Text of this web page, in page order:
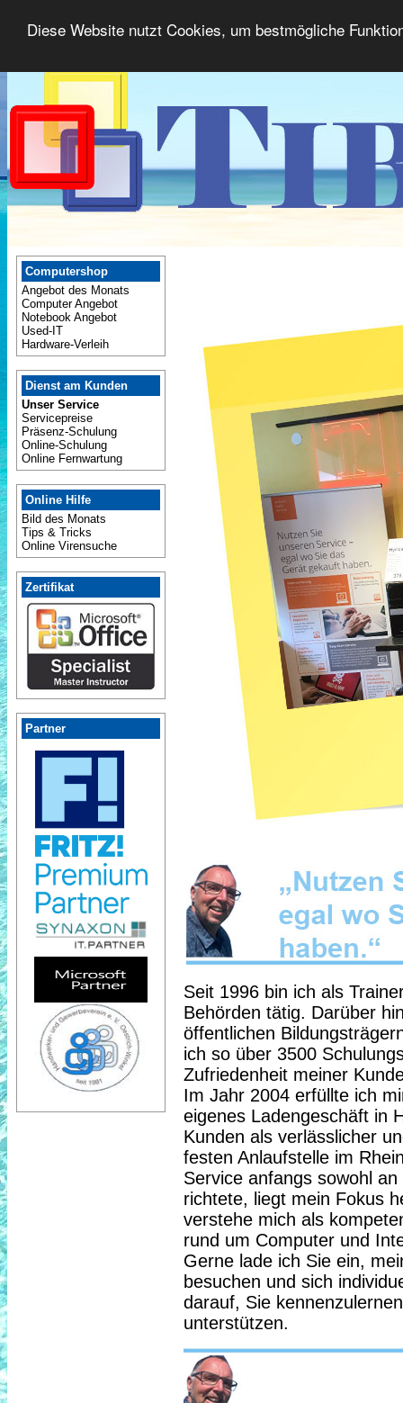
Diese Website nutzt Cookies, um bestmögliche
Computershop
Angebot des Monats
Computer Angebot
Notebook Angebot
Used-IT
Hardware-Verleih
Dienst am Kunden
Unser Service
Servicepreise
Präsenz-Schulung
Online-Schulung
Online Fernwartung
Online Hilfe
Bild des Monats
Tips & Tricks
Online Virensuche
Zertifikat
Partner
Seit 1996 bin ich als
Behörden tätig. Darüber
öffentlichen
ich so über 3500
Zufriedenheit meiner
Im Jahr 2004 erfüllte ich
eigenes Ladengeschäft in
Kunden als verlässlicher
festen Anlaufstelle im
Service anfangs sowohl
richtete, liegt mein Fokus
verstehe mich als
rund um Computer und
Gerne lade ich Sie ein,
besuchen und sich
darauf, Sie
unterstützen.